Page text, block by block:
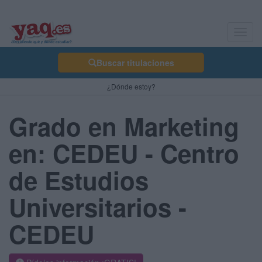
Buscar titulaciones
¿Dónde estoy?
Grado en Marketing
en: CEDEU - Centro
de Estudios
Universitarios -
CEDEU